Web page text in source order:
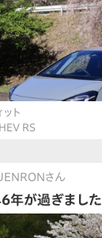
ット
RS
さん
年が過ぎました